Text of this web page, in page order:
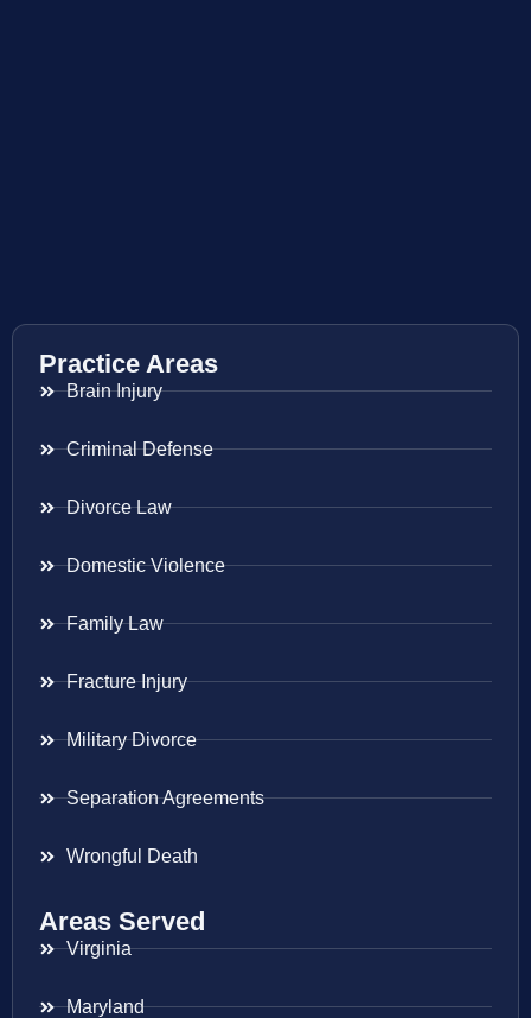
Practice Areas
Brain Injury
Criminal Defense
Divorce Law
Domestic Violence
Family Law
Fracture Injury
Military Divorce
Separation Agreements
Wrongful Death
Areas Served
Virginia
Maryland